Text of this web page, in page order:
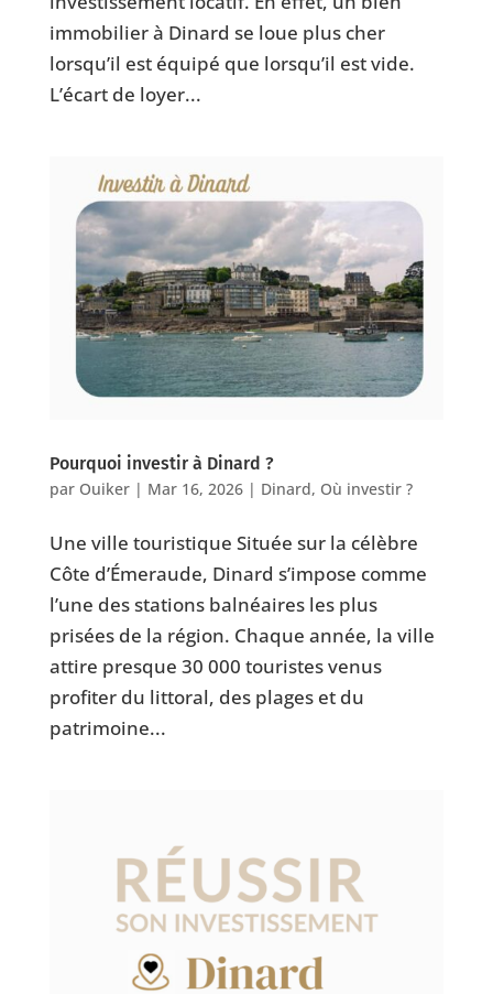
immobilier à Dinard se loue plus cher
lorsqu’il est équipé que lorsqu’il est vide.
L’écart de loyer...
Pourquoi investir à Dinard ?
par Ouiker| Mar 16, 2026| Dinard, Où investir ?
Une ville touristique Située sur la célèbre
Côte d’Émeraude, Dinard s’impose comme
l’une des stations balnéaires les plus
prisées de la région. Chaque année, la ville
attire presque 30 000 touristes venus
profiter du littoral, des plages et du
patrimoine...